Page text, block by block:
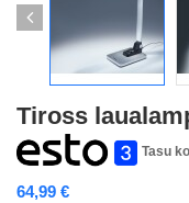
Tiross
Tasu
64,99 €